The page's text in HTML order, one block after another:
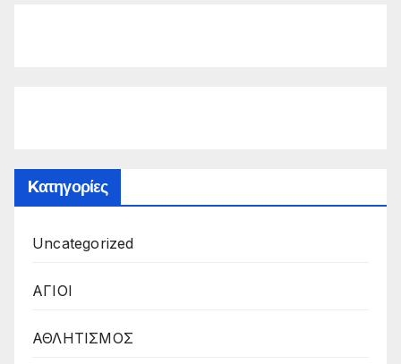
Kατηγορίες
Uncategorized
ΑΓΙΟΙ
ΑΘΛΗΤΙΣΜΟΣ